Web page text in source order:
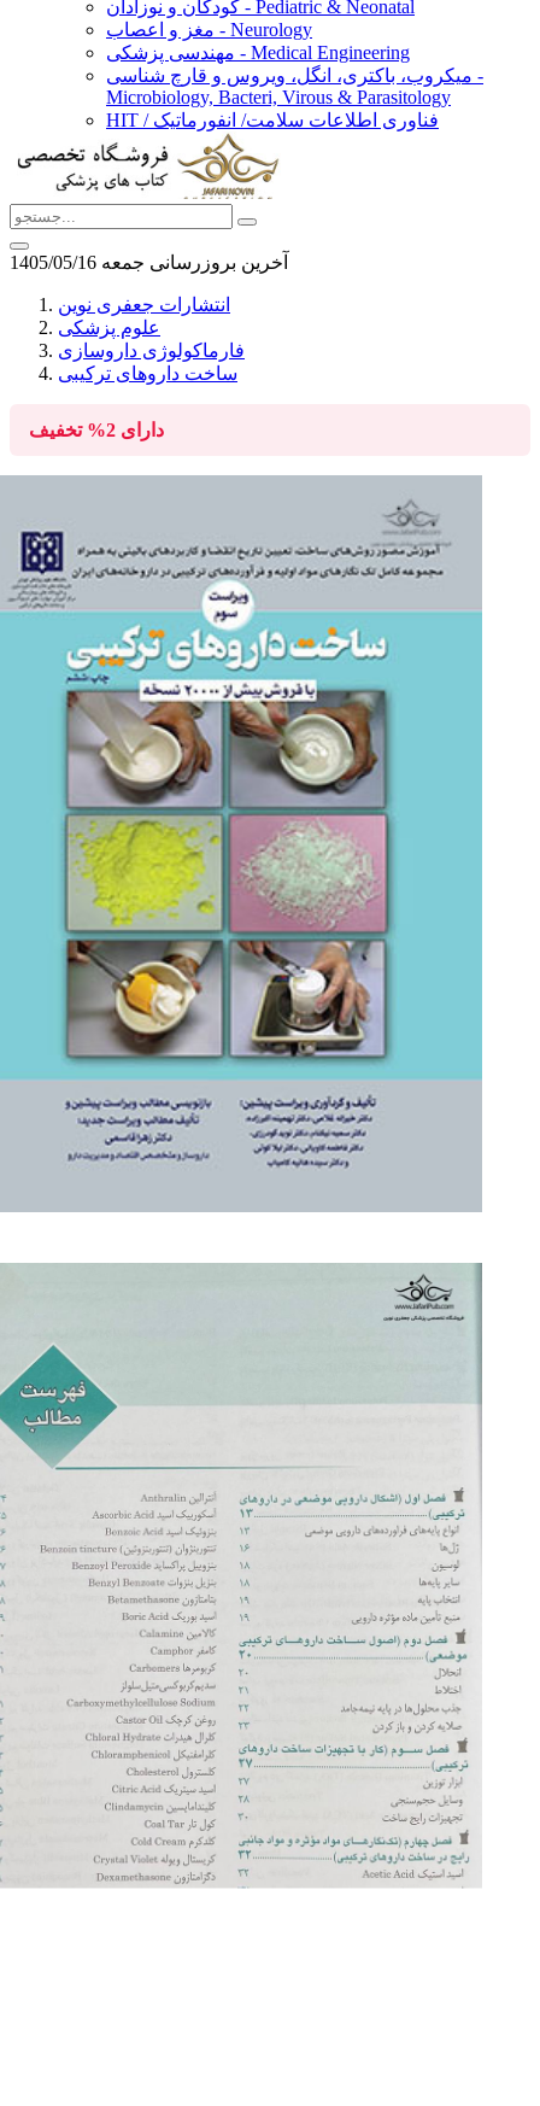
کودکان و نوزادان - Pediatric & Neonatal
مغز و اعصاب - Neurology
مهندسی پزشکی - Medical Engineering
میکروب، باکتری، انگل، ویروس و قارچ شناسی -
Microbiology, Bacteri, Virous & Parasitology
HIT / فناوری اطلاعات سلامت/ انفورماتیک
آخرین بروزرسانی جمعه 1405/05/16
انتشارات جعفری نوین
علوم پزشکی
فارماکولوژی داروسازی
ساخت داروهای ترکیبی
دارای 2% تخفیف